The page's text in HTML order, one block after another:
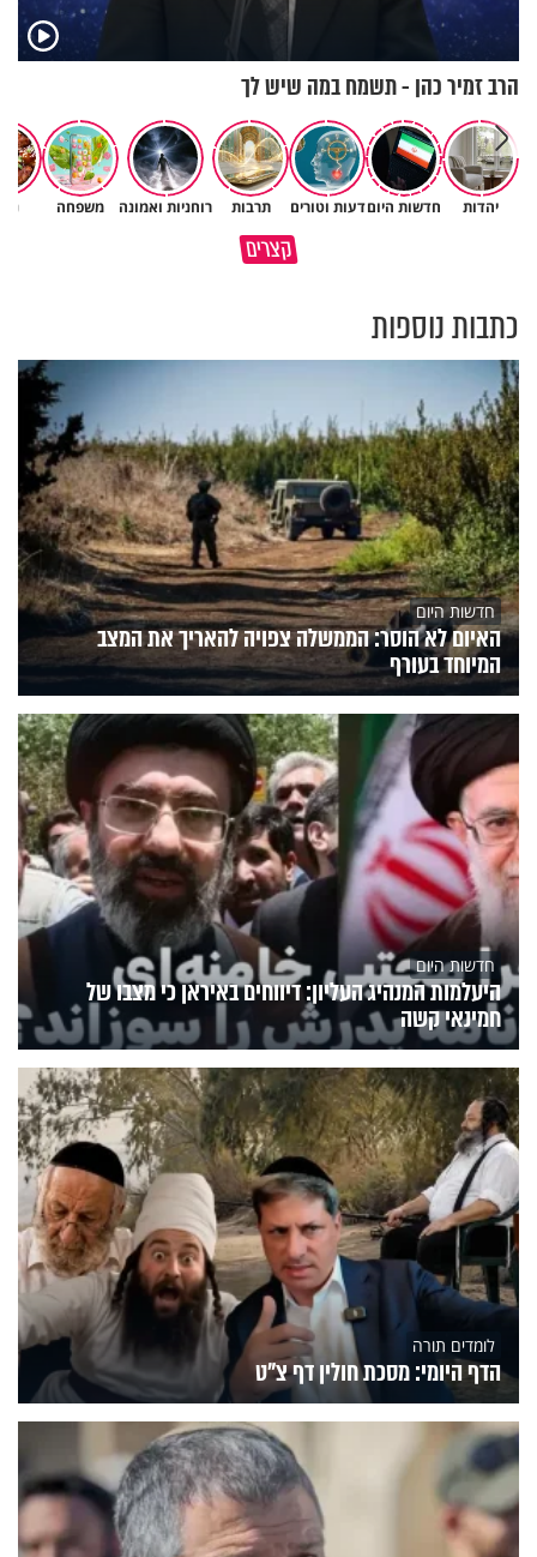
הרב זמיר כהן - תשמח במה שיש לך
יהדות חדשות היוםדעות וטורים תרבות רוחניות ואמונה משפחה
קצריםמדוע האמונה נמשלה למלח?
גם ׳הרע׳ זה הרחמים של בורא
כתבות נוספות
חדשות היום
האיום לא הוסר: הממשלה צפויה להאריך את המצב
המיוחד בעורף
חדשות היום
היעלמות המנהיג העליון: דיווחים באיראן כי מצבו של
חמינאי קשה
לומדים תורה
הדף היומי: מסכת חולין דף צ"ט